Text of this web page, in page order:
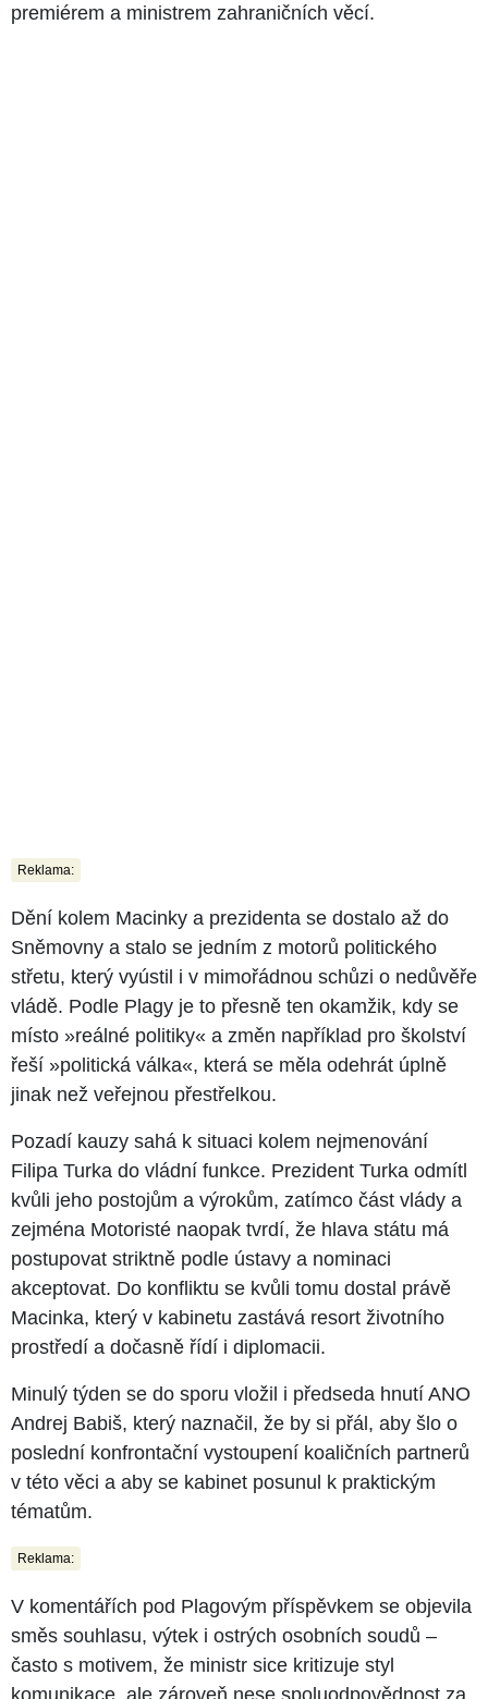
premiérem a ministrem zahraničních věcí.
Reklama:
Dění kolem Macinky a prezidenta se dostalo až do
Sněmovny a stalo se jedním z motorů politického
střetu, který vyústil i v mimořádnou schůzi o nedůvěře
vládě. Podle Plagy je to přesně ten okamžik, kdy se
místo »reálné politiky« a změn například pro školství
řeší »politická válka«, která se měla odehrát úplně
jinak než veřejnou přestřelkou.
Pozadí kauzy sahá k situaci kolem nejmenování
Filipa Turka do vládní funkce. Prezident Turka odmítl
kvůli jeho postojům a výrokům, zatímco část vlády a
zejména Motoristé naopak tvrdí, že hlava státu má
postupovat striktně podle ústavy a nominaci
akceptovat. Do konfliktu se kvůli tomu dostal právě
Macinka, který v kabinetu zastává resort životního
prostředí a dočasně řídí i diplomacii.
Minulý týden se do sporu vložil i předseda hnutí ANO
Andrej Babiš, který naznačil, že by si přál, aby šlo o
poslední konfrontační vystoupení koaličních partnerů
v této věci a aby se kabinet posunul k praktickým
tématům.
Reklama:
V komentářích pod Plagovým příspěvkem se objevila
směs souhlasu, výtek i ostrých osobních soudů –
často s motivem, že ministr sice kritizuje styl
komunikace, ale zároveň nese spoluodpovědnost za